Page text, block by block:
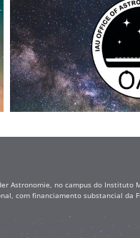
Astronomie, no campus do
com financiamento substancial da